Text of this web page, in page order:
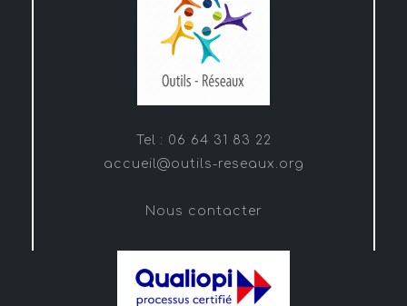
Tel : 06 64 31 83 22
accueil@outils-reseaux.org
Nous contacter